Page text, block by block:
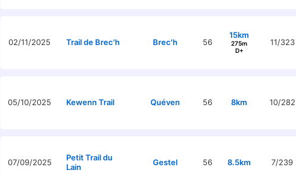
02/11/2025 Trail de Brec'h Brec'h 56
15km
275m
D+
11/323
05/10/2025 Kewenn Trail Quéven 56 8km 10/282
07/09/2025
Petit Trail du
Lain
Gestel 56 8.5km 7/239